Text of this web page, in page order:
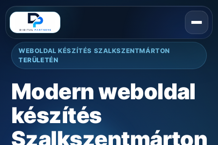
WEBOLDAL KÉSZÍTÉS SZALKSZENTMÁRTON
TERÜLETÉN
Modern weboldal
készítés
Szalkszentmárton